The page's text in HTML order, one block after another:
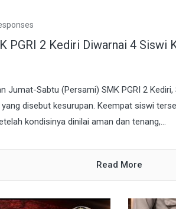
PGRI 2 Kediri Diwarnai 4 Siswi
Jumat-Sabtu (Persami) SMK PGRI 2
disebut kesurupan. Keempat siswi
kondisinya dinilai aman dan tenang,...
Read More